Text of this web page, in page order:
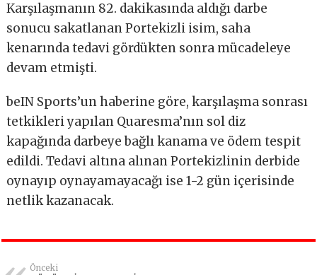
Karşılaşmanın 82. dakikasında aldığı darbe
sonucu sakatlanan Portekizli isim, saha
kenarında tedavi gördükten sonra mücadeleye
devam etmişti.
beIN Sports’un haberine göre, karşılaşma sonrası
tetkikleri yapılan Quaresma’nın sol diz
kapağında darbeye bağlı kanama ve ödem tespit
edildi. Tedavi altına alınan Portekizlinin derbide
oynayıp oynayamayacağı ise 1-2 gün içerisinde
netlik kazanacak.
Önceki